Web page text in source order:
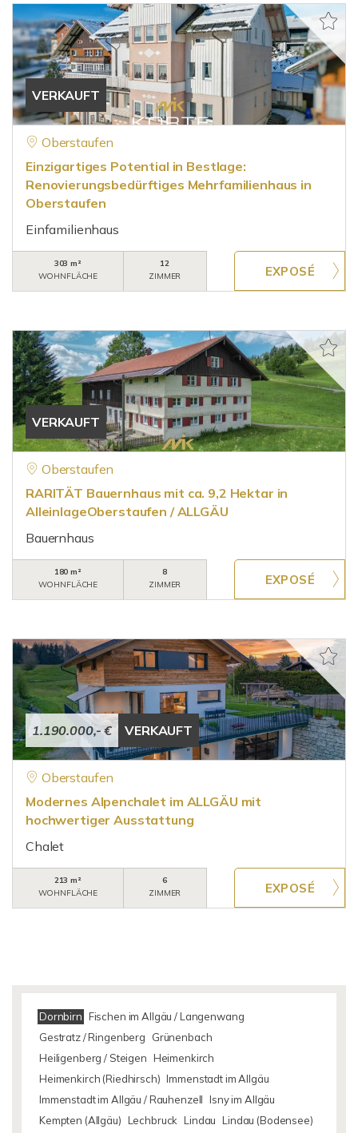
VERKAUFT
Oberstaufen
Einzigartiges Potential in Bestlage:
Renovierungsbedürftiges Mehrfamilienhaus in
Oberstaufen
Einfamilienhaus
303 m²
WOHNFLÄCHE
12
ZIMMER
VERKAUFT
Oberstaufen
RARITÄT Bauernhaus mit ca. 9,2 Hektar in
AlleinlageOberstaufen / ALLGÄU
Bauernhaus
180 m²
WOHNFLÄCHE
8
ZIMMER
1.190.000,- € VERKAUFT
Oberstaufen
Modernes Alpenchalet im ALLGÄU mit
hochwertiger Ausstattung
Chalet
213 m²
WOHNFLÄCHE
6
ZIMMER
Dornbirn Fischen im Allgäu / Langenwang
Gestratz / Ringenberg
Grünenbach
Heiligenberg / Steigen Heimenkirch
Heimenkirch (Riedhirsch) Immenstadt im Allgäu
Immenstadt im Allgäu / Rauhenzell Isny im Allgäu
Kempten (Allgäu) Lechbruck Lindau Lindau (Bodensee)